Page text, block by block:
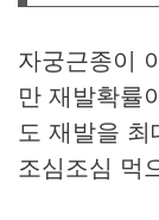
자궁근종이
만 재발확률
도 재발을
조심조심 먹